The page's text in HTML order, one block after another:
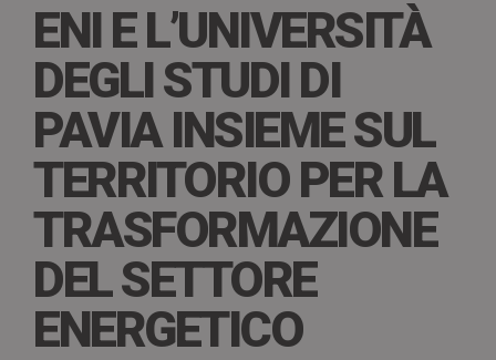
ENI E L’UNIVERSITÀ
DEGLI STUDI DI
PAVIA INSIEME SUL
TERRITORIO PER LA
TRASFORMAZIONE
DEL SETTORE
ENERGETICO